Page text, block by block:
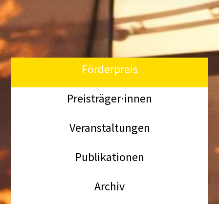
Förderpreis
Preisträger∙innen
Veranstaltungen
Publikationen
Archiv